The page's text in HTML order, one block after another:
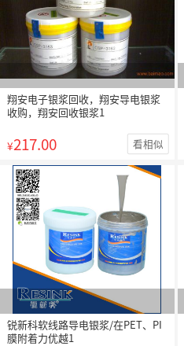
翔安电子银浆回收，翔安导电银浆
收购，翔安回收银浆1
¥217.00 看相似
锐新科软线路导电银浆/在PET、PI
膜附着力优越1